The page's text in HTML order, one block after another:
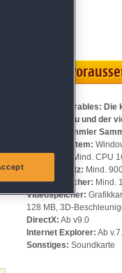
Für Dark Parables: Die
Meerjungfrau und der
Gezeitensammler
Betriebssystem:
Mind. CPU
Speicherplatz: Mind.
Arbeitsspeicher: Mind.
Videospeicher:
128 MB, 3D-
DirectX: Ab v9.0
Internet Explorer: Ab
Sonstiges: Soundkarte